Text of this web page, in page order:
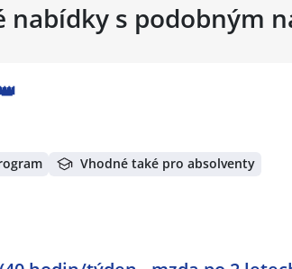
nabídky s podobným
Vhodné také pro absolventy